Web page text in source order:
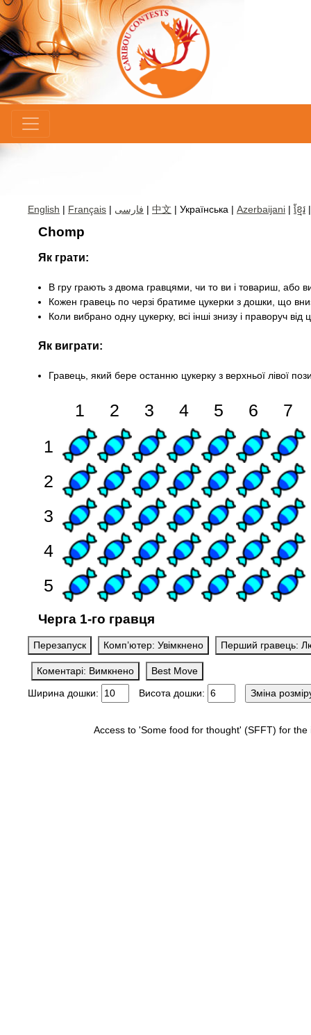
English | Français | فارسی | 中文 | Українська | Azerbaijani | ខ្មែរ
Chomp
Як грати:
В гру грають з двома гравцями, чи то ви і товариш, або
Кожен гравець по черзі братиме цукерки з дошки, що
Коли вибрано одну цукерку, всі інші знизу і праворуч
Як виграти:
Гравець, який бере останню цукерку з верхньої лівої
Черга 1-го гравця
Перезапуск Комп’ютер: Увімкнено Перший гравець:
Коментарі: Вимкнено
Best Move
Ширина дошки:
Висота дошки:
Access to 'Some food for thought' (SFFT) for